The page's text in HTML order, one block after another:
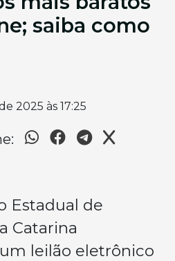
saiba como
2025 às 17:25
Estadual de
Catarina
leilão eletrônico